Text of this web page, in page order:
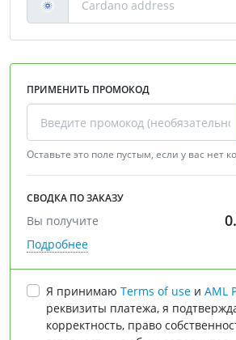
ПРИМЕНИТЬ ПРОМОКОД
Оставьте это поле пустым, если у вас нет
СВОДКА ПО ЗАКАЗУ
Вы получите
Подробнее
Я принимаю Terms of use и AML
реквизиты платежа, я
корректность, право